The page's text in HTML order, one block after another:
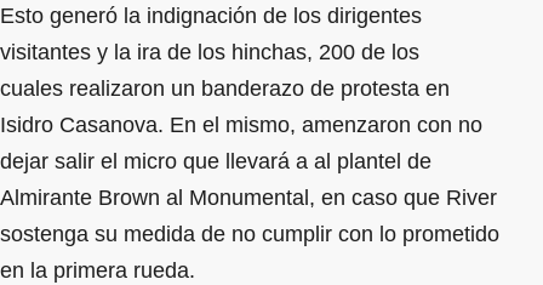
Esto generó la indignación de los dirigentes
visitantes y la ira de los hinchas, 200 de los
cuales realizaron un banderazo de protesta en
Isidro Casanova. En el mismo, amenzaron con no
dejar salir el micro que llevará a al plantel de
Almirante Brown al Monumental, en caso que River
sostenga su medida de no cumplir con lo prometido
en la primera rueda.